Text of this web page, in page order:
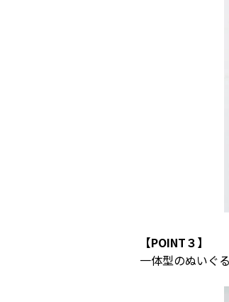
【POINT３】
一体型のぬいぐ